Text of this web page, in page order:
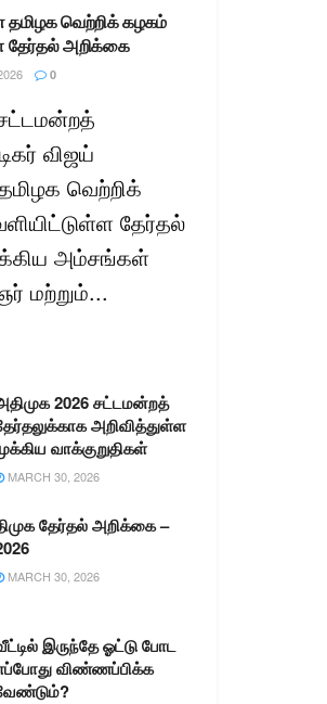
வெற்றிக் கழகம்
தேர்தல் அறிக்கை
0
சட்டமன்றத்
விஜய்
வெற்றிக்
தேர்தல்
அம்சங்கள்
மற்றும்...
2026 சட்டமன்றத்
அறிவித்துள்ள
வாக்குறுதிகள்
MARCH 30, 2026
தேர்தல் அறிக்கை –
MARCH 30, 2026
இருந்தே ஓட்டு போட
விண்ணப்பிக்க